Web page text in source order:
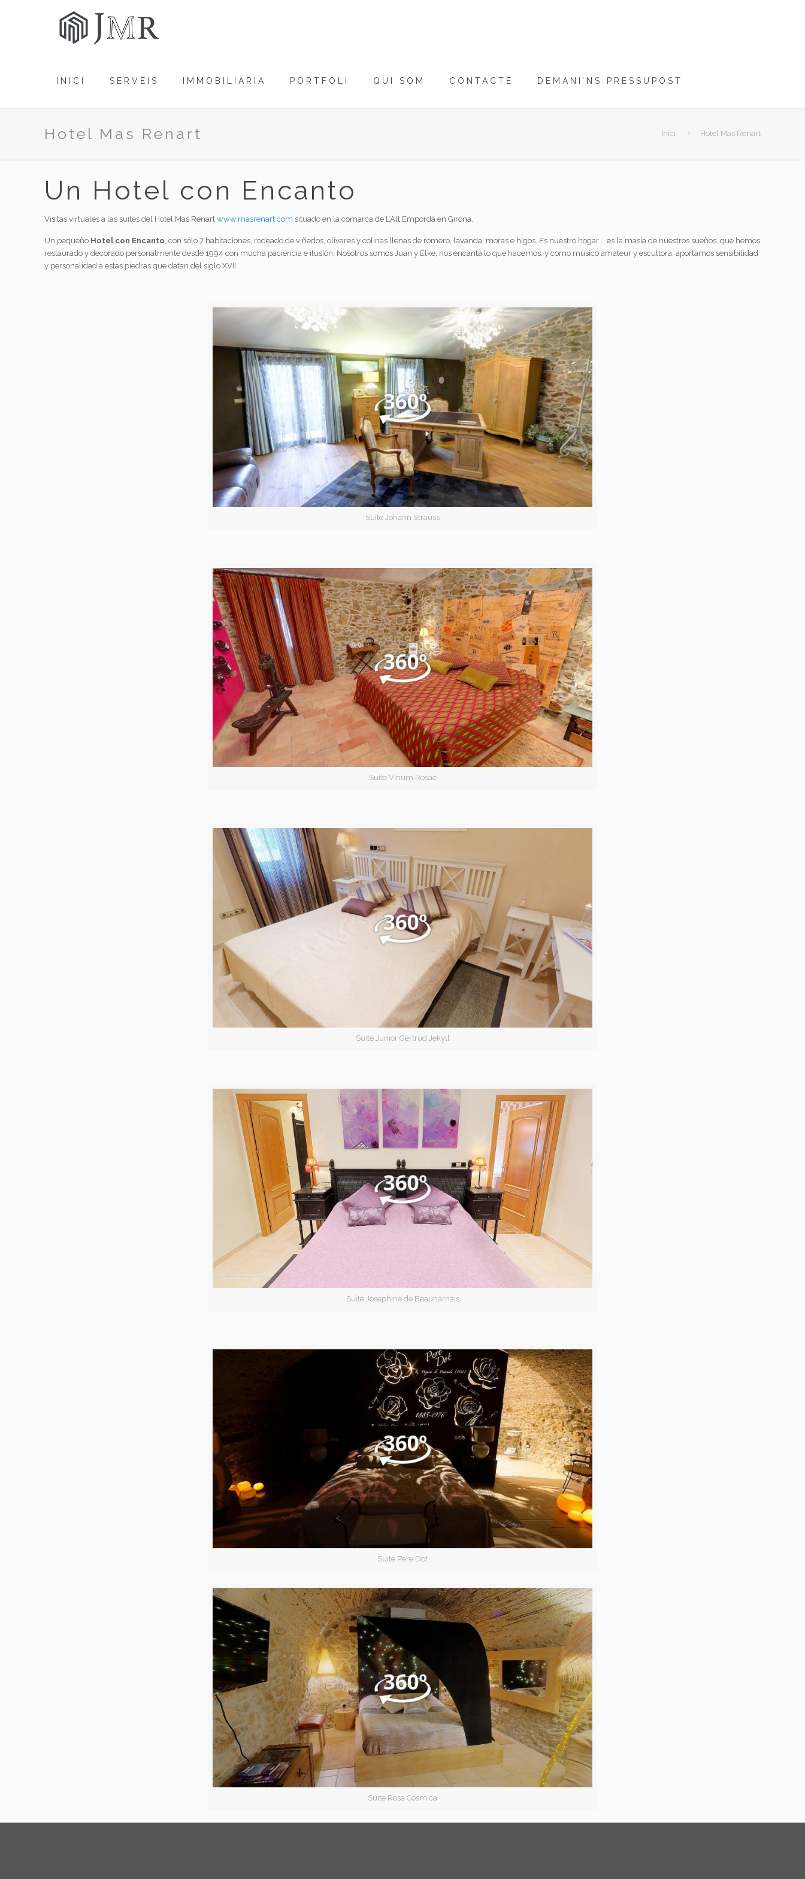
INICI SERVEIS IMMOBILIÀRIA PORTFOLI QUI SOM CONTACTE DEMANI’NS PRESSUPOST
Hotel Mas Renart Inici Hotel Mas Renart
Un Hotel con Encanto
Visitas virtuales a las suites del Hotel Mas Renartwww.masrenart.com situado en la comarca de L’Alt Empordà en Girona.
Un pequeño Hotel con Encanto, con sólo 7 habitaciones, rodeado de viñedos, olivares y colinas llenas de romero, lavanda, moras e higos. Es nuestro hogar … es la masía de nuestros sueños, que hemos
restaurado y decorado personalmente desde 1994con mucha paciencia e ilusión. Nosotros somos Juan y Elke, nos encanta lo que hacemos,y como músico amateur y escultora, aportamos sensibilidad
y personalidad a estas piedras que datan del siglo XVII.
Suite Johann Strauss
Suite Vinum Rosae
Suite Junior Gertrud Jekyll
Suite Josephine de Beauharnais
Suite Pere Dot
Suite Rosa Cósmica